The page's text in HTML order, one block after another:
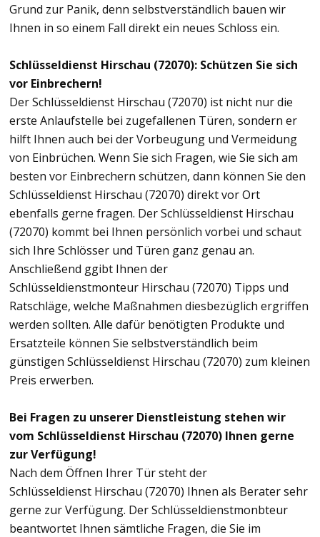
Grund zur Panik, denn selbstverständlich bauen wir
Ihnen in so einem Fall direkt ein neues Schloss ein.
Schlüsseldienst Hirschau (72070): Schützen Sie sich
vor Einbrechern!
Der Schlüsseldienst Hirschau (72070) ist nicht nur die
erste Anlaufstelle bei zugefallenen Türen, sondern er
hilft Ihnen auch bei der Vorbeugung und Vermeidung
von Einbrüchen. Wenn Sie sich Fragen, wie Sie sich am
besten vor Einbrechern schützen, dann können Sie den
Schlüsseldienst Hirschau (72070) direkt vor Ort
ebenfalls gerne fragen. Der Schlüsseldienst Hirschau
(72070) kommt bei Ihnen persönlich vorbei und schaut
sich Ihre Schlösser und Türen ganz genau an.
Anschließend ggibt Ihnen der
Schlüsseldienstmonteur Hirschau (72070) Tipps und
Ratschläge, welche Maßnahmen diesbezüglich ergriffen
werden sollten. Alle dafür benötigten Produkte und
Ersatzteile können Sie selbstverständlich beim
günstigen Schlüsseldienst Hirschau (72070) zum kleinen
Preis erwerben.
Bei Fragen zu unserer Dienstleistung stehen wir
vom Schlüsseldienst Hirschau (72070) Ihnen gerne
zur Verfügung!
Nach dem Öffnen Ihrer Tür steht der
Schlüsseldienst Hirschau (72070) Ihnen als Berater sehr
gerne zur Verfügung. Der Schlüsseldienstmonbteur
beantwortet Ihnen sämtliche Fragen, die Sie im